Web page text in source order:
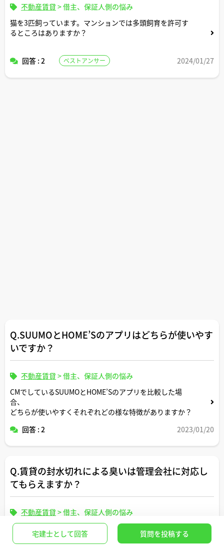
不動産賃貸 >借主、保証人側の悩み
猫を3匹飼っています。マンションでは多頭飼育を許可す
るところはありますか？
回答 : 2 ベストアンサー 2024/01/27
Q.SUUMOとHOME’Sのアプリはどちらが使いやす
いですか？
不動産賃貸 >借主、保証人側の悩み
CMでしているSUUMOとHOME’Sのアプリを比較した場
合、
どちらが使いやすくそれぞれどの様な特徴がありますか？
回答 : 2
2023/01/20
Q.賃貸の封水切れによる臭いは管理会社に対応し
てもらえますか？
不動産賃貸 >借主、保証人側の悩み
賃貸マンションに入居して間もないのですが、浴室の排水
口から下水のような臭いがします。
宅建士として回答 質問を投稿する